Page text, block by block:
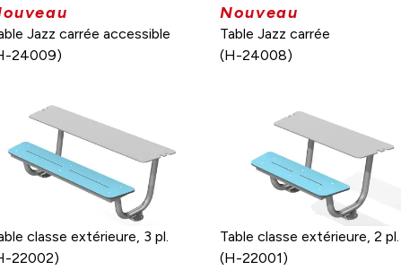
Jazz carrée accessible
24009)
Nouveau
Table Jazz carrée
(H-24008)
classe extérieure, 3 pl.
22002)
Table classe extérieure, 2 pl.
(H-22001)